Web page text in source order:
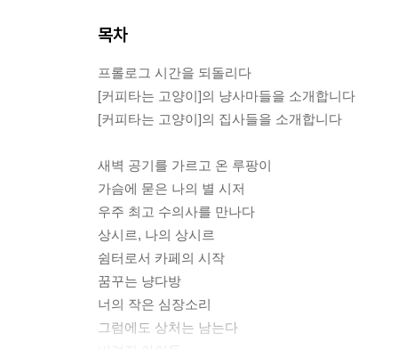
목차
프롤로그 시간을 되돌리다
[커피타는 고양이]의 냥사마들을 소개합니다
[커피타는 고양이]의 집사들을 소개합니다
새벽 공기를 가르고 온 루팡이
가슴에 묻은 나의 별 시저
우주 최고 수의사를 만나다
상시르, 나의 상시르
쉼터로서 카페의 시작
꿈꾸는 냥다방
너의 작은 심장소리
그럼에도 상처는 남는다